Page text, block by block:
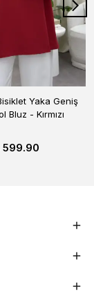
Yaka Geniş
Bluz - Kırmızı
599.90